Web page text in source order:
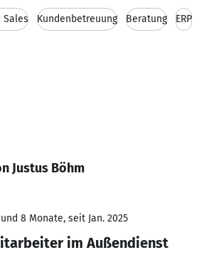
Sales Kundenbetreuung Beratung ERP
Justus Böhm
und 8 Monate, seit Jan. 2025
im Außendienst